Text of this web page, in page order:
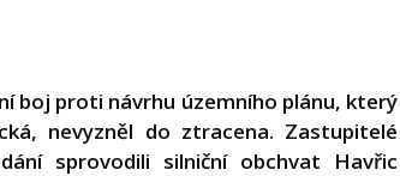
boj proti návrhu územního plánu, který
nevyzněl do ztracena. Zastupitelé
sprovodili silniční obchvat Havřic